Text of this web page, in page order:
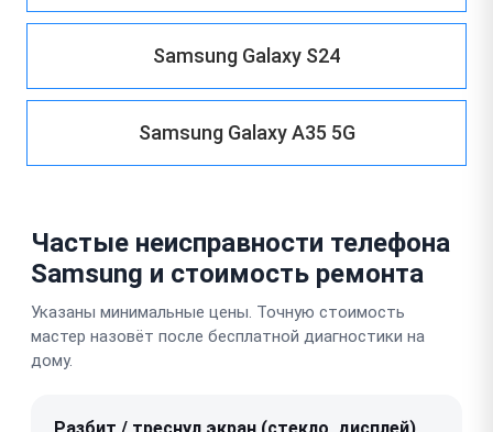
Samsung Galaxy S24
Samsung Galaxy A35 5G
Частые неисправности телефона
Samsung и стоимость ремонта
Указаны минимальные цены. Точную стоимость
мастер назовёт после бесплатной диагностики на
дому.
Разбит / треснул экран (стекло, дисплей)